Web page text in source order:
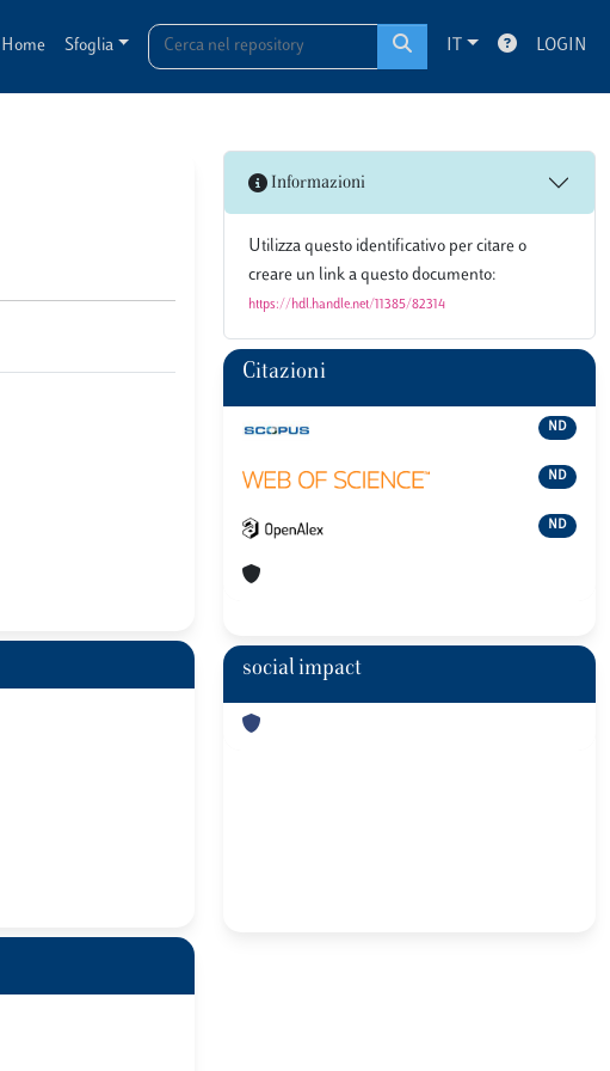
Home Sfoglia IT LOGIN
Informazioni
Utilizza questo identificativo per citare o
creare un link a questo documento:
https://hdl.handle.net/11385/82314
Citazioni
ND
ND
ND
social impact